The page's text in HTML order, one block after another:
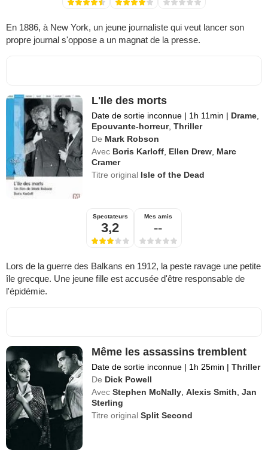
En 1886, à New York, un jeune journaliste qui veut lancer son
propre journal s'oppose a un magnat de la presse.
L'Ile des morts
Date de sortie inconnue | 1h 11min | Drame
Epouvante-horreur,Thriller
De Mark Robson
Avec Boris Karloff Ellen Drew Marc
Cramer
Titre original Isle of the Dead
Spectateurs
3,2
Mes amis
--
Lors de la guerre des Balkans en 1912, la peste ravage une petite
île grecque. Une jeune fille est accusée d'être responsable de
l'épidémie.
Même les assassins tremblent
Date de sortie inconnue | 1h 25min | Thriller
De Dick Powell
Avec Stephen McNally ,Alexis Smith ,Jan
Sterling
Titre originalSplit Second